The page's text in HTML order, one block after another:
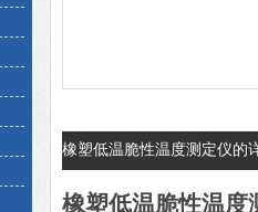
橡塑低温脆性温度测定仪的
橡塑低温脆性温度